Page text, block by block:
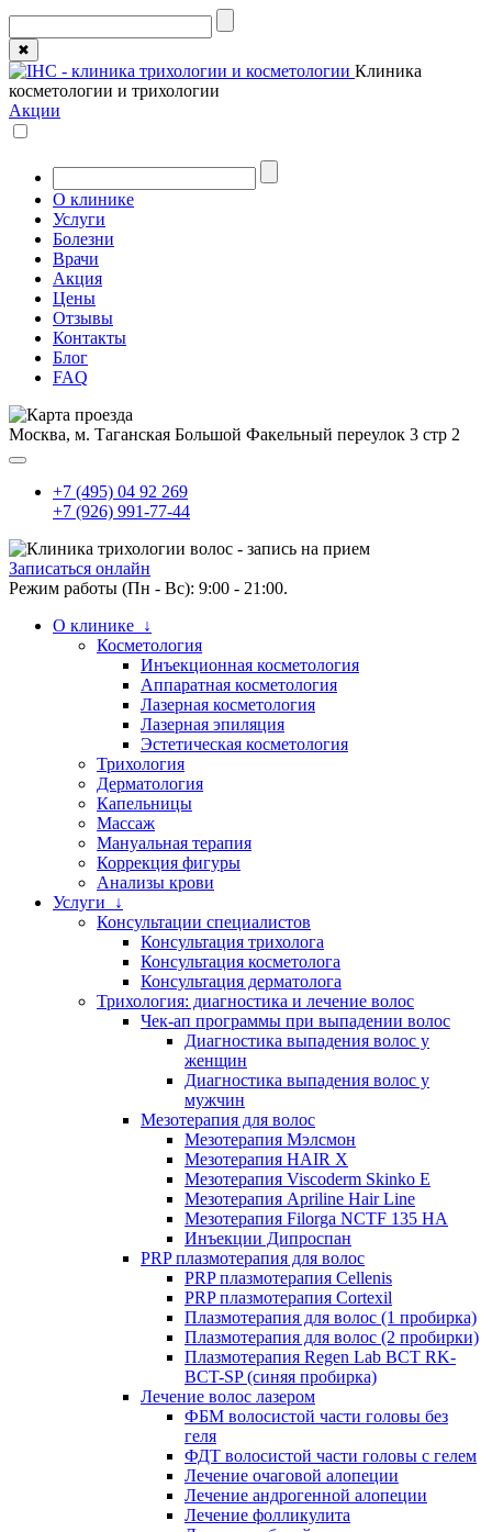
✖
Клиника
косметологии и трихологии
Акции
О клинике
Услуги
Болезни
Врачи
Акция
Цены
Отзывы
Контакты
Блог
FAQ
Москва, м. Таганская Большой Факельный переулок 3 стр 2
+7 (495) 04 92 269
+7 (926) 991-77-44
Записаться онлайн
Режим работы (Пн - Вс): 9:00 - 21:00.
О клинике ↓
Косметология
Инъекционная косметология
Аппаратная косметология
Лазерная косметология
Лазерная эпиляция
Эстетическая косметология
Трихология
Дерматология
Капельницы
Массаж
Мануальная терапия
Коррекция фигуры
Анализы крови
Услуги ↓
Консультации специалистов
Консультация трихолога
Консультация косметолога
Консультация дерматолога
Трихология: диагностика и лечение волос
Чек-ап программы при выпадении волос
Диагностика выпадения волос у
женщин
Диагностика выпадения волос у
мужчин
Мезотерапия для волос
Мезотерапия Мэлсмон
Мезотерапия HAIR X
Мезотерапия Viscoderm Skinko E
Мезотерапия Apriline Hair Line
Мезотерапия Filorga NCTF 135 HA
Инъекции Дипроспан
PRP плазмотерапия для волос
PRP плазмотерапия Cellenis
PRP плазмотерапия Cortexil
Плазмотерапия для волос (1 пробирка)
Плазмотерапия для волос (2 пробирки)
Плазмотерапия Regen Lab BCT RK-
BCT-SP (синяя пробирка)
Лечение волос лазером
ФБМ волосистой части головы без
геля
ФДТ волосистой части головы с гелем
Лечение очаговой алопеции
Лечение андрогенной алопеции
Лечение фолликулита